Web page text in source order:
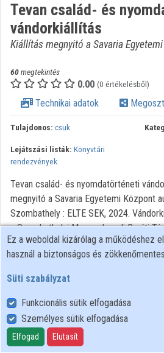
Bejelentkezés
Intézményi felfedezés
Kategóriák
Intézmények
Közreműködők
Tevan család- és
vándorkiállítás
Kiállítás megnyitó a Savaria
60megtekintés
0.00 (0 értékelésből)
Technikai adatok
Tulajdonos: csuk
Lejátszási listák: Könyvtári
rendezvények
Tevan család- és nyomdatörténeti
megnyitó a Savaria Egyetemi Központ
Szombathely : ELTE SEK, 2024.
a Szombathelyi Magyar Izraeli Baráti
Savaria Könyvtár és Levéltár
Felhasználói szabályzat
Adatkezelési tájékoztató
Süti szabályzat
Ez a weboldal kizárólag a működéshez
használ a biztonságos és
Süti szabályzat
Funkcionális sütik elfogadása
Személyes sütik elfogadása
Elfogad Elutasít